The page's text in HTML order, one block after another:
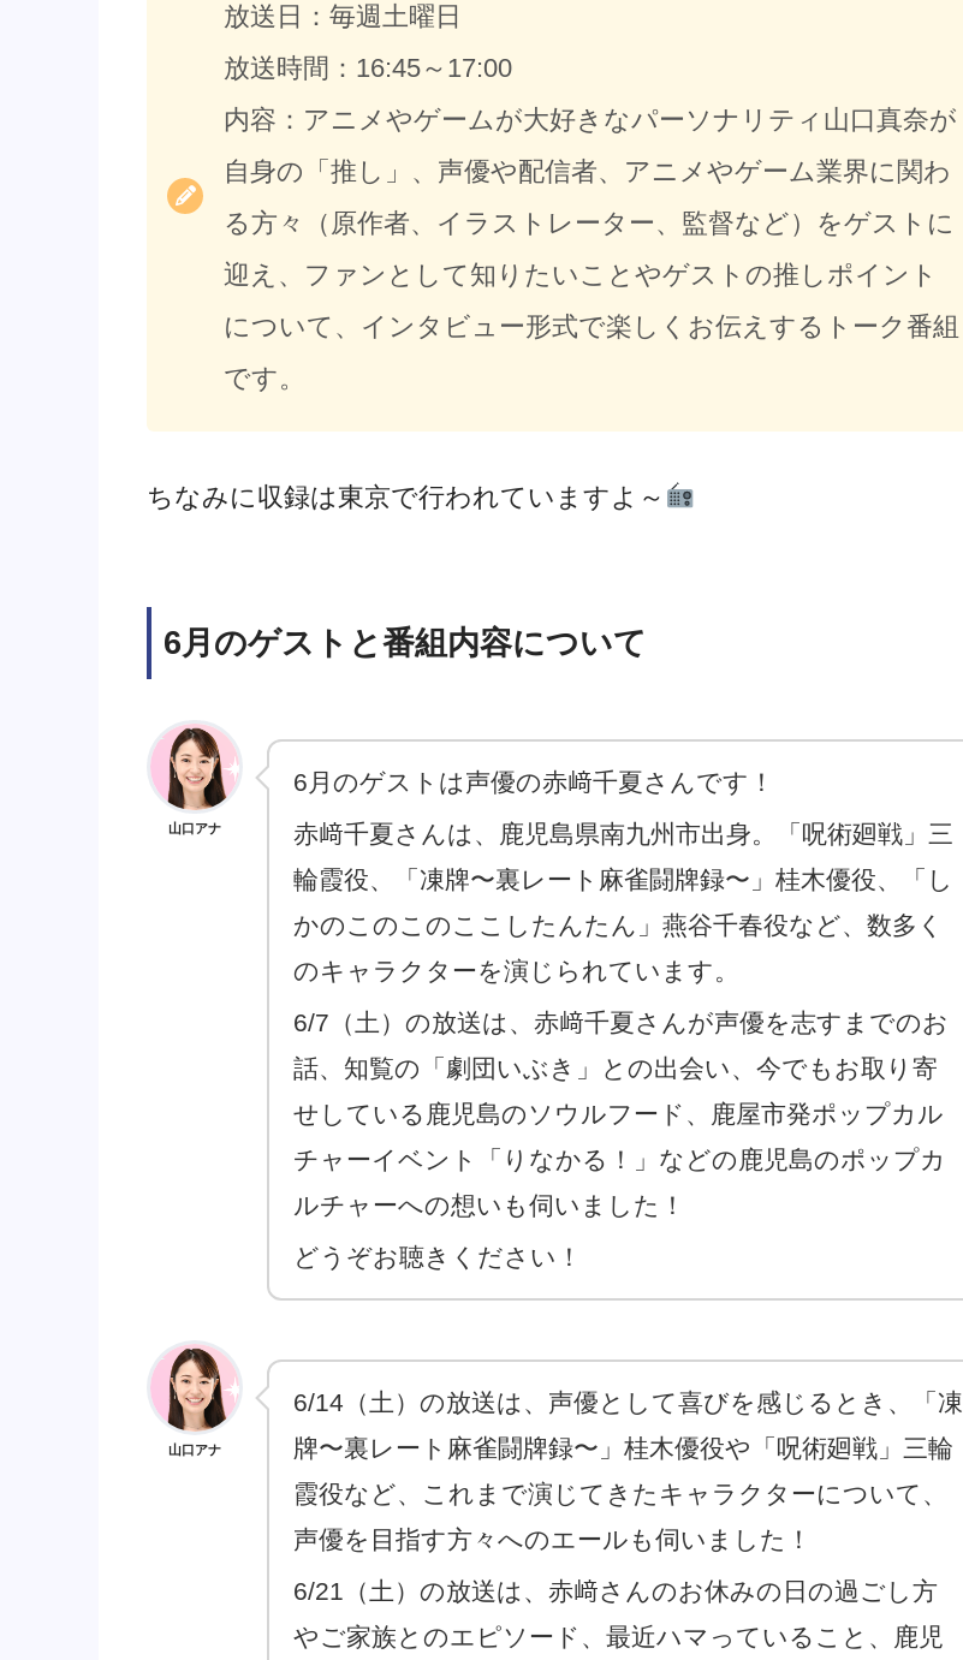
放送日：毎週土曜日
放送時間：16:45～17:00
内容：アニメやゲームが大好きなパーソナリティ山口真奈が
自身の「推し」、声優や配信者、アニメやゲーム業界に関わ
る方々（原作者、イラストレーター、監督など）をゲストに
迎え、ファンとして知りたいことやゲストの推しポイント
について、インタビュー形式で楽しくお伝えするトーク番組
です。
ちなみに収録は東京で行われていますよ～
6月のゲストと番組内容について
山口アナ
6月のゲストは声優の赤﨑千夏さんです！
赤﨑千夏さんは、鹿児島県南九州市出身。「呪術廻戦」三
輪霞役、「凍牌〜裏レート麻雀闘牌録〜」桂木優役、「し
かのこのこのここしたんたん」燕谷千春役など、数多く
のキャラクターを演じられています。
6/7（土）の放送は、赤﨑千夏さんが声優を志すまでのお
話、知覧の「劇団いぶき」との出会い、今でもお取り寄
せしている鹿児島のソウルフード、鹿屋市発ポップカル
チャーイベント「りなかる！」などの鹿児島のポップカ
ルチャーへの想いも伺いました！
どうぞお聴きください！
山口アナ
6/14（土）の放送は、声優として喜びを感じるとき、「凍
牌〜裏レート麻雀闘牌録〜」桂木優役や「呪術廻戦」三輪
霞役など、これまで演じてきたキャラクターについて、
声優を目指す方々へのエールも伺いました！
6/21（土）の放送は、赤﨑さんのお休みの日の過ごし方
やご家族とのエピソード、最近ハマっていること、鹿児